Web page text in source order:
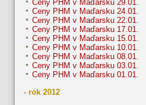
Ceny PHM v Maďarsku 29.01.
Ceny PHM v Maďarsku 24.01.
Ceny PHM v Maďarsku 22.01.
Ceny PHM v Maďarsku 17.01.
Ceny PHM v Maďarsku 15.01.
Ceny PHM v Maďarsku 10.01.
Ceny PHM v Maďarsku 08.01.
Ceny PHM v Maďarsku 03.01.
Ceny PHM v Maďarsku 01.01.
- rok 2012